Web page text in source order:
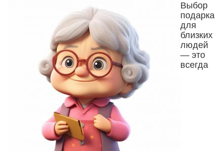
Выбор
подарка
для
близких
людей
— это
всегда